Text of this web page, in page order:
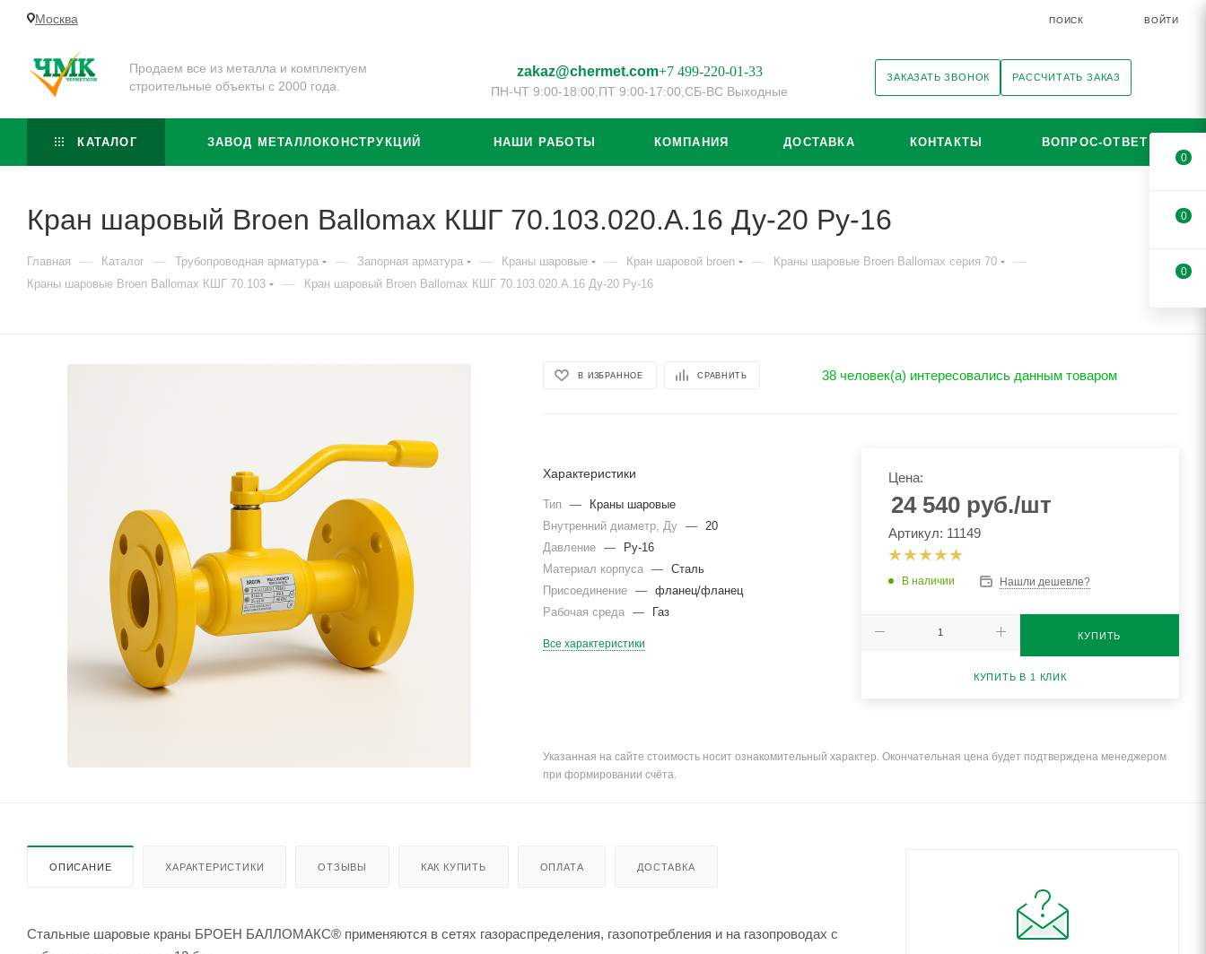
Москва ПОИСК ВОЙТИ
Продаем все из металла и комплектуем
строительные объекты с 2000 года.
zakaz@chermet.com+7 499-220-01-33
ПН-ЧТ 9:00-18:00, ПТ 9:00-17:00, СБ-ВС Выходные
ЗАКАЗАТЬ ЗВОНОК РАССЧИТАТЬ ЗАКАЗ
КАТАЛОГ ЗАВОД МЕТАЛЛОКОНСТРУКЦИЙ НАШИ РАБОТЫ КОМПАНИЯ ДОСТАВКА КОНТАКТЫ ВОПРОС-ОТВЕТ
Кран шаровый Broen Ballomax КШГ 70.103.020.А.16 Ду-20 Ру-16
Главная — Каталог — Трубопроводная арматура — Запорная арматура — Краны шаровые — Кран шаровой broen — Краны шаровые Broen Ballomax серия 70 —
Краны шаровые Broen Ballomax КШГ 70.103 — Кран шаровый Broen Ballomax КШГ 70.103.020.А.16 Ду-20 Ру-16
В ИЗБРАННОЕ СРАВНИТЬ 38 человек(а) интересовались данным товаром
Характеристики
Тип —
Краны шаровые
Внутренний диаметр, Ду
—
20
Давление
—
Ру-16
Материал корпуса
—
Сталь
Присоединение
—
фланец/фланец
Рабочая среда
— Газ
Все характеристики
Цена:
24 540руб./шт
Артикул: 11149
В наличии Нашли дешевле?
КУПИТЬ
КУПИТЬ В 1 КЛИК
Указанная на сайте стоимость носит ознакомительный характер. Окончательная цена будет подтверждена менеджером
при формировании счёта.
ОПИСАНИЕ ХАРАКТЕРИСТИКИ ОТЗЫВЫ КАК КУПИТЬ ОПЛАТА ДОСТАВКА
Стальные шаровые краны БРОЕН БАЛЛОМАКС® применяются в сетях газораспределения, газопотребления и на газопроводах с
0
0
0